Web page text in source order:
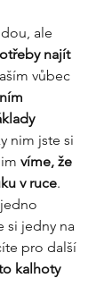
ale
najít
vůbec
nim jste si
víme, že
v ruce.
si jedny na
pro další
kalhoty